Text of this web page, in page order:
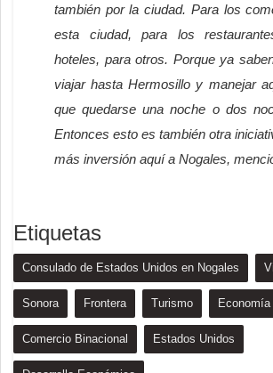
también por la ciudad. Para los
esta ciudad, para los
hoteles, para otros. Porque ya
viajar hasta Hermosillo y manejar
que quedarse una noche o dos
Entonces esto es también otra
más inversión aquí a Nogales,
Etiquetas
Consulado de Estados Unidos en Nogales
Sonora Frontera Turismo Economía
Comercio Binacional Estados Unidos